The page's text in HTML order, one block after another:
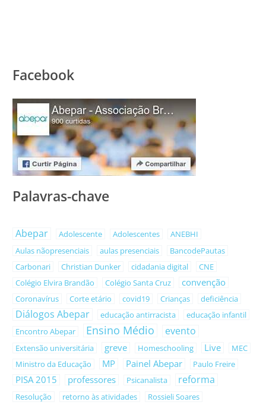
Facebook
Palavras-chave
Abepar Adolescente Adolescentes
ANEBHI
Aulas nãopresenciais
aulas presenciais
BancodePautas
Carbonari
Christian Dunker cidadania digital
CNE
Colégio Elvira Brandão
Colégio Santa Cruz convenção
Coronavírus Corte etário covid19 Crianças deficiência
Diálogos Abepar educação antirracista
educação infantil
Encontro Abepar
Ensino Médio evento
Extensão universitária greve Homeschooling Live
MEC
Ministro da Educação
MP Painel Abepar Paulo Freire
PISA 2015 professores Psicanalista reforma
Resolução retorno às atividades Rossieli Soares